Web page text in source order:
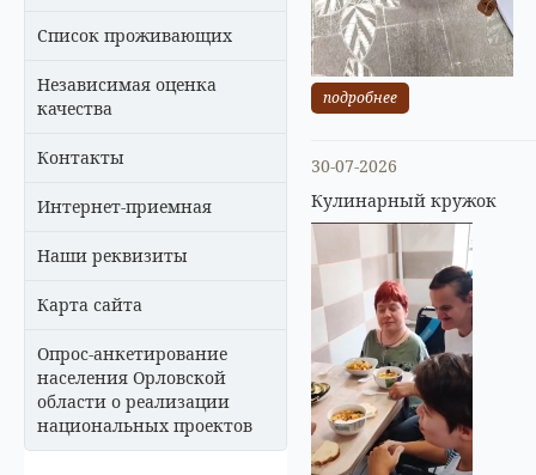
Список проживающих
Независимая оценка
качества
Контакты
Интернет-приемная
Наши реквизиты
Карта сайта
Опрос-анкетирование
населения Орловской
области о реализации
национальных проектов
подробнее
30-07-2026
Кулинарный кружок